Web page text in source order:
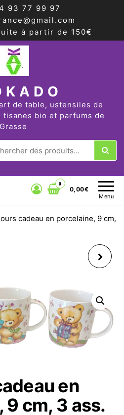
93 77 99 97
à partir de 150€
de table, ustensiles de
bio et parfums de
Grasse
Menu
0
0,00€
cadeau en porcelaine, 9 cm,
PORCELAINE, 10 CM
en
cm, 3 ass.